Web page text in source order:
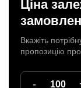
Ціна
Вкажіть
пропозицію
-